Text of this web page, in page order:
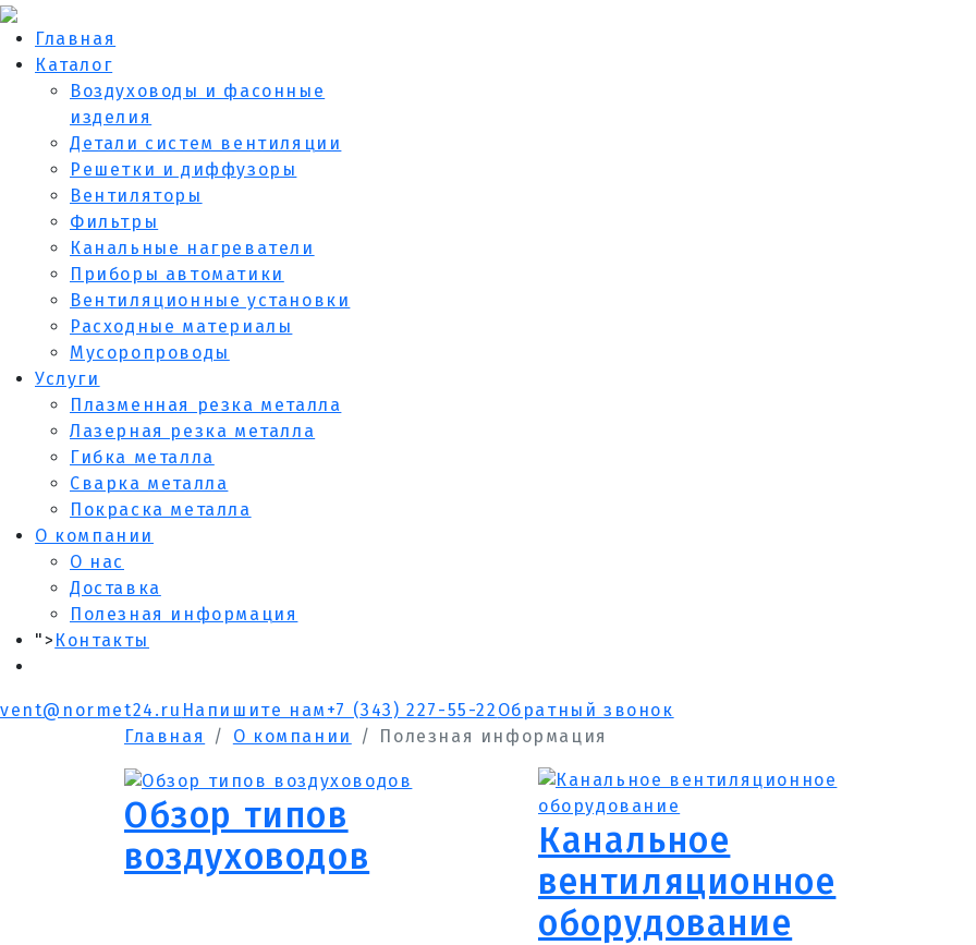
Главная
Каталог
Воздуховоды и фасонные
изделия
Детали систем вентиляции
Решетки и диффузоры
Вентиляторы
Фильтры
Канальные нагреватели
Приборы автоматики
Вентиляционные установки
Расходные материалы
Мусоропроводы
Услуги
Плазменная резка металла
Лазерная резка металла
Гибка металла
Сварка металла
Покраска металла
О компании
О нас
Доставка
Полезная информация
"> Контакты
vent@normet24.ru Напишите нам +7 (343) 227-55-22 Обратный звонок
Главная
О компании Полезная информация
Обзор типов
воздуховодов
Канальное
вентиляционное
оборудование